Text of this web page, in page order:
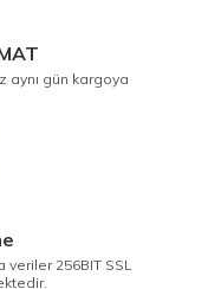
aynı gün kargoya
256BIT SSL